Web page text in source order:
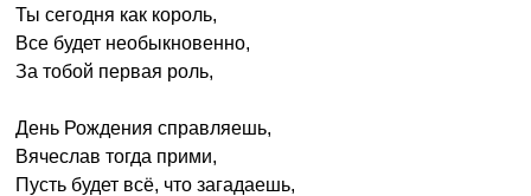
Ты сегодня как король,
Все будет необыкновенно,
За тобой первая роль,
День Рождения справляешь,
Вячеслав тогда прими,
Пусть будет всё, что загадаешь,